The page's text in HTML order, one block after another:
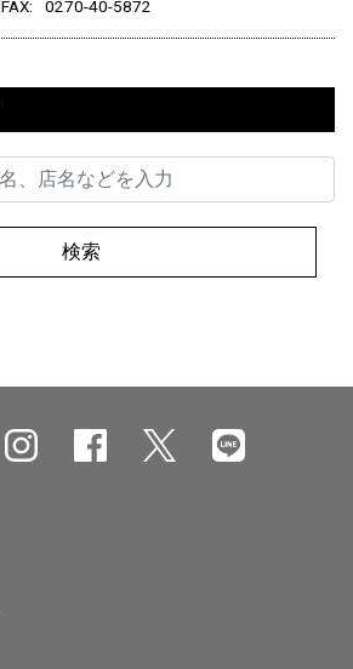
FAX 0270-40-5872
検索